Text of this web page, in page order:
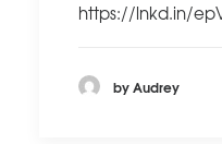
https://lnkd.in/
by Audrey